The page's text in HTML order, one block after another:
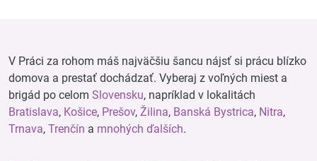
V Práci za rohom máš najväčšiu šancu nájsť si prácu blízko
domova a prestať dochádzať. Vyberaj z voľných miest a
brigád po celom Slovensku, napríklad v lokalitách
Bratislava, Košice, Prešov, Žilina, Banská Bystrica, Nitra,
Trnava, Trenčín a mnohých ďalších.